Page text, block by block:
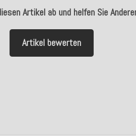
Artikel ab und helfen Sie
Artikel bewerten